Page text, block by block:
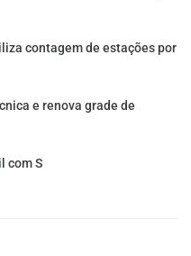
contagem de estações por
e renova grade de
com S